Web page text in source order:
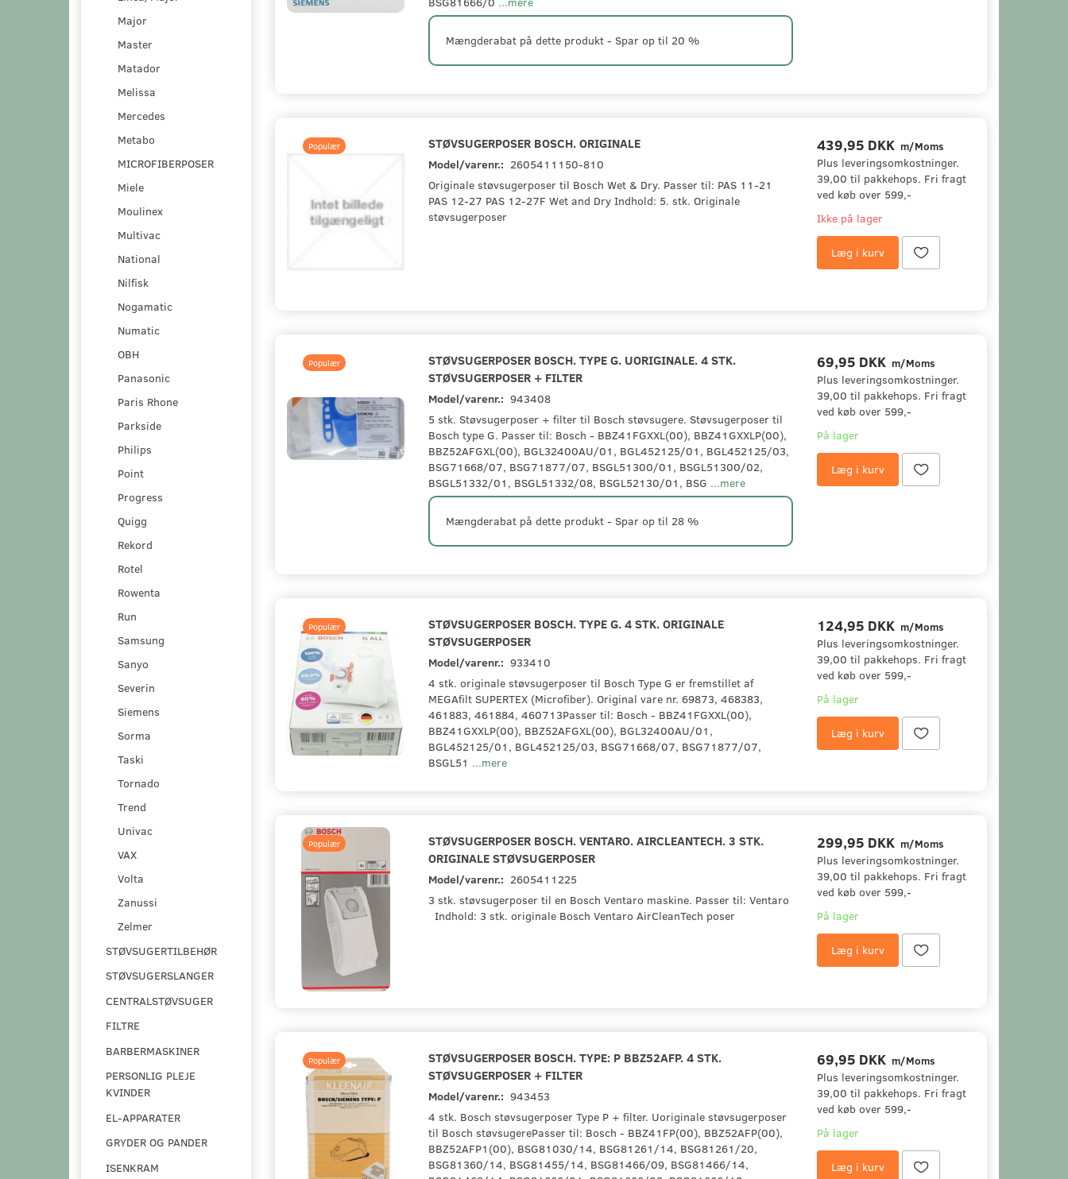
Major
Master
Matador
Melissa
Mercedes
Metabo
MICROFIBERPOSER
Miele
Moulinex
Multivac
National
Nilfisk
Nogamatic
Numatic
OBH
Panasonic
Paris Rhone
Parkside
Philips
Point
Progress
Quigg
Rekord
Rotel
Rowenta
Run
Samsung
Sanyo
Severin
Siemens
Sorma
Taski
Tornado
Trend
Univac
VAX
Volta
Zanussi
Zelmer
STØVSUGERTILBEHØR
STØVSUGERSLANGER
CENTRALSTØVSUGER
FILTRE
BARBERMASKINER
PERSONLIG PLEJE
KVINDER
EL-APPARATER
GRYDER OG PANDER
ISENKRAM
Mængderabat på dette produkt - Spar op til 20 %
Populær STØVSUGERPOSER BOSCH. ORIGINALE
Model/varenr.: 2605411150-810
Originale støvsugerposer til Bosch Wet & Dry. Passer til: PAS 11-21
PAS 12-27 PAS 12-27F Wet and Dry Indhold: 5. stk. Originale
støvsugerposer
439,95 DKK m/Moms
Plus leveringsomkostninger.
39,00 til pakkehops. Fri fragt
ved køb over 599,-
Ikke på lager
Læg i kurv
Populær
STØVSUGERPOSER BOSCH. TYPE G. UORIGINALE. 4 STK.
STØVSUGERPOSER + FILTER
Model/varenr.: 943408
5 stk. Støvsugerposer + filter til Bosch støvsugere. Støvsugerposer til
Bosch type G. Passer til: Bosch - BBZ41FGXXL(00), BBZ41GXXLP(00),
BBZ52AFGXL(00), BGL32400AU/01, BGL452125/01, BGL452125/03,
BSG71668/07, BSG71877/07, BSGL51300/01, BSGL51300/02,
BSGL51332/01, BSGL51332/08, BSGL52130/01, BSG ...mere
Mængderabat på dette produkt - Spar op til 28 %
69,95 DKK m/Moms
Plus leveringsomkostninger.
39,00 til pakkehops. Fri fragt
ved køb over 599,-
På lager
Læg i kurv
Populær
STØVSUGERPOSER BOSCH. TYPE G. 4 STK. ORIGINALE
STØVSUGERPOSER
Model/varenr.: 933410
4 stk. originale støvsugerposer til Bosch Type G er fremstillet af
MEGAfilt SUPERTEX (Microfiber). Original vare nr. 69873, 468383,
461883, 461884, 460713Passer til: Bosch - BBZ41FGXXL(00),
BBZ41GXXLP(00), BBZ52AFGXL(00), BGL32400AU/01,
BGL452125/01, BGL452125/03, BSG71668/07, BSG71877/07,
BSGL51 ...mere
124,95 DKK m/Moms
Plus leveringsomkostninger.
39,00 til pakkehops. Fri fragt
ved køb over 599,-
På lager
Læg i kurv
Populær
STØVSUGERPOSER BOSCH. VENTARO. AIRCLEANTECH. 3 STK.
ORIGINALE STØVSUGERPOSER
Model/varenr.: 2605411225
3 stk. støvsugerposer til en Bosch Ventaro maskine. Passer til: Ventaro
Indhold: 3 stk. originale Bosch Ventaro AirCleanTech poser
299,95 DKK m/Moms
Plus leveringsomkostninger.
39,00 til pakkehops. Fri fragt
ved køb over 599,-
På lager
Læg i kurv
Populær
STØVSUGERPOSER BOSCH. TYPE: P BBZ52AFP. 4 STK.
STØVSUGERPOSER + FILTER
Model/varenr.: 943453
4 stk. Bosch støvsugerposer Type P + filter. Uoriginale støvsugerposer
til Bosch støvsugerePasser til: Bosch - BBZ41FP(00), BBZ52AFP(00),
BBZ52AFP1(00), BSG81030/14, BSG81261/14, BSG81261/20,
BSG81360/14, BSG81455/14, BSG81466/09, BSG81466/14,
69,95 DKK m/Moms
Plus leveringsomkostninger.
39,00 til pakkehops. Fri fragt
ved køb over 599,-
På lager
Læg i kurv